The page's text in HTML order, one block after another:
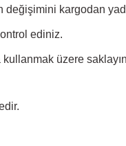
değişimini kargodan
ediniz.
üzere